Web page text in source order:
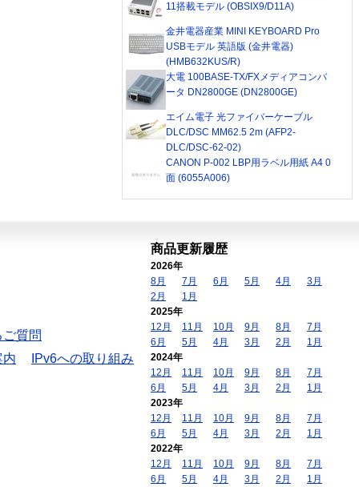
11搭載モデル (OBSIX9/D11A)
金井電器産業 MINI KEYBOARD Pro
USBモデル 英語版 (金井電器)
(HMB632KUS/R)
大電 100BASE-TX/FXメディアコンバ
ータ DN2800GE (DN2800GE)
エイム電子 光ファイバーケーブル
DLC/DSC MM62.5 2m (AFP2-
DLC/DSC-62-02)
CANON P-002 LBP用ラベル用紙 A4 0
面 (6055A006)
ご質問
内
IPv6への取り組み
商品更新履歴
2026年
8月
7月 6月 5月 4月
3月
2月
1月
2025年
12月
11月 10月 9月 8月
7月
6月
5月 4月 3月 2月
1月
2024年
12月
11月 10月 9月 8月
7月
6月
5月 4月 3月 2月
1月
2023年
12月
11月 10月 9月 8月
7月
6月
5月 4月 3月 2月
1月
2022年
12月
11月 10月 9月 8月
7月
6月
5月 4月 3月 2月
1月